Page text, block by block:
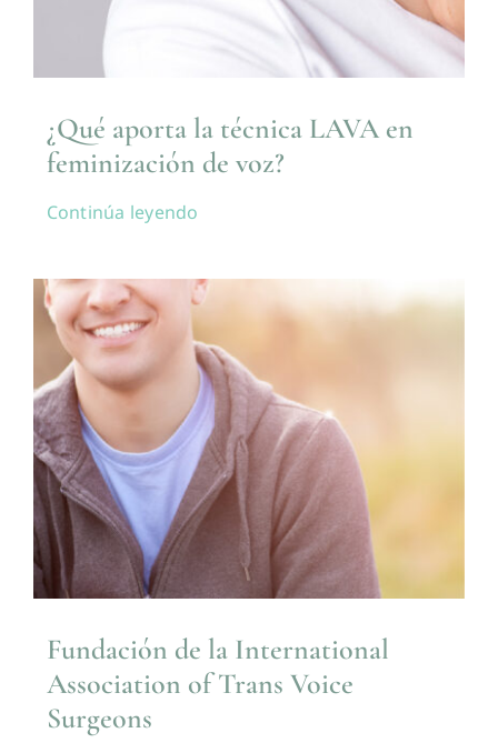
¿Qué aporta la técnica LAVA en
feminización de voz?
Continúa leyendo
Fundación de la International
Association of Trans Voice
Surgeons